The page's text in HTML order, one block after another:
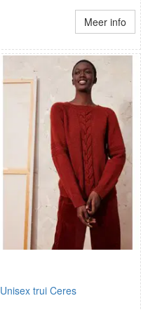
Meer info
Unisex trui Ceres